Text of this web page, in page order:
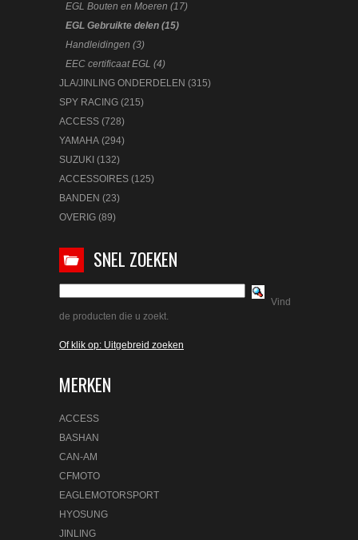
EGL Bouten en Moeren (17)
EGL Gebruikte delen (15)
Handleidingen (3)
EEC certificaat EGL (4)
JLA/JINLING ONDERDELEN (315)
SPY RACING (215)
ACCESS (728)
YAMAHA (294)
SUZUKI (132)
ACCESSOIRES (125)
BANDEN (23)
OVERIG (89)
SNEL ZOEKEN
Vind
de producten die u zoekt.
Of klik op: Uitgebreid zoeken
MERKEN
ACCESS
BASHAN
CAN-AM
CFMOTO
EAGLEMOTORSPORT
HYOSUNG
JINLING